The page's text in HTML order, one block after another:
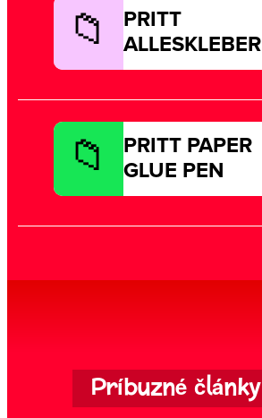
PRITT
ALLESKLEBER
PRITT PAPER
GLUE PEN
Príbuzné